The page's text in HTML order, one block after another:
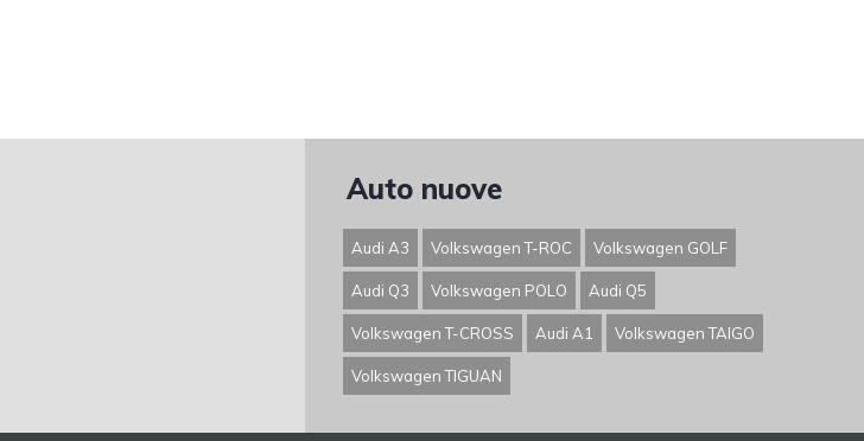
Auto nuove
Audi A3 Volkswagen T-ROC Volkswagen GOLF
Audi Q3 Volkswagen POLO Audi Q5
Volkswagen T-CROSS Audi A1 Volkswagen TAIGO
Volkswagen TIGUAN